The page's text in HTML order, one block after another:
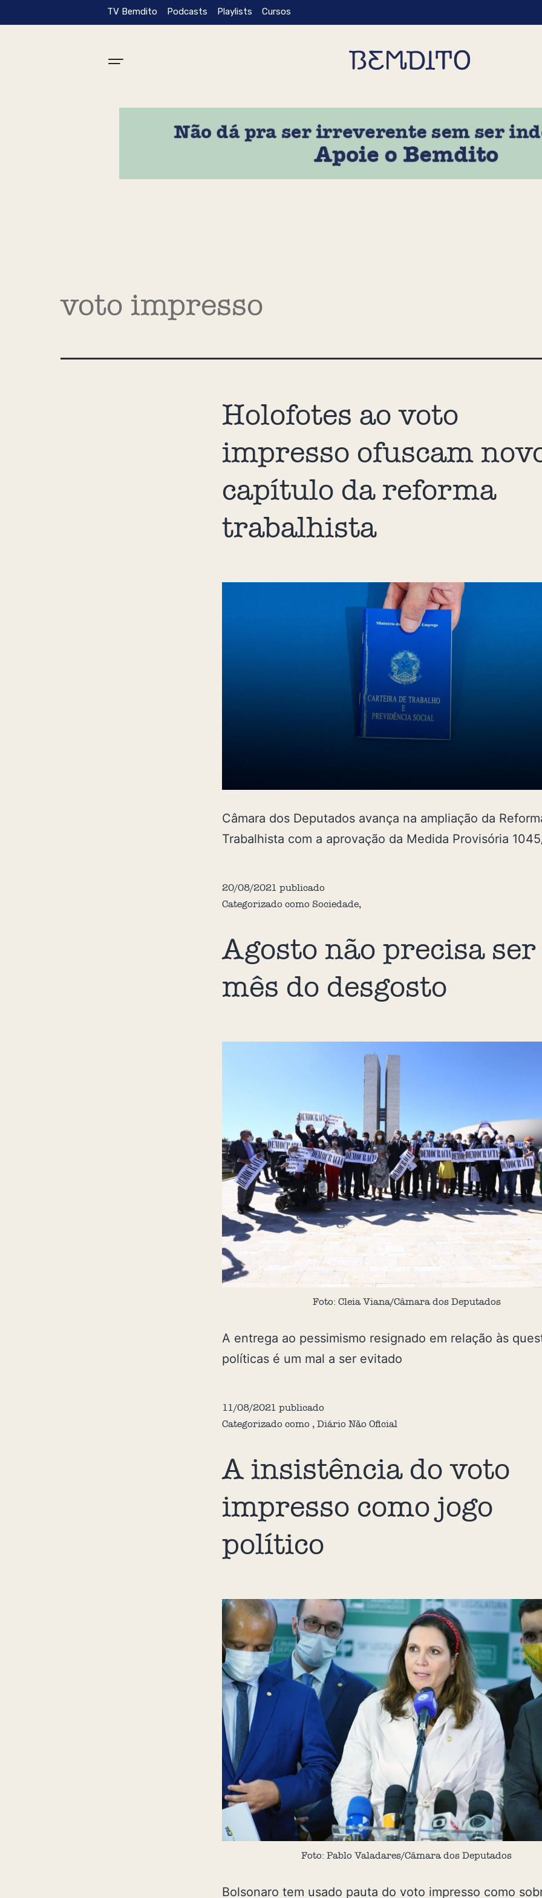
TV Bemdito Podcasts Playlists Cursos
voto impresso
Holofotes ao voto
impresso ofuscam
capítulo da reforma
trabalhista
Câmara dos Deputados avança na ampliação da
Trabalhista com a aprovação da Medida Provisória
20/08/2021 publicado
Categorizado como Sociedade,
Agosto não precisa ser
mês do desgosto
Foto: Cleia Viana/Câmara dos Deputados
A entrega ao pessimismo resignado em relação às
políticas é um mal a ser evitado
11/08/2021 publicado
Categorizado como , Diário Não Oficial
A insistência do voto
impresso como jogo
político
Foto: Pablo Valadares/Câmara dos Deputados
Bolsonaro tem usado pauta do voto impresso como